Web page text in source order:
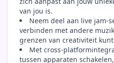
van jou is.
Neem deel aan live jam-
verbinden met andere
grenzen van creativiteit
Met cross-
tussen apparaten